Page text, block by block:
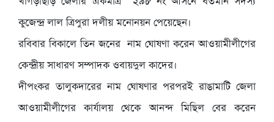
কুজেন্দ্র লাল ত্রিপুরা দলীয় মনোনয়ন পেয়েছেন।
রবিবার বিকালে তিন জনের নাম ঘোষণা করেন আওয়ামীলীগের
কেন্দ্রীয় সাধারণ সম্পাদক ওবায়দুল কাদের।
দীপংকর তালুকদারের নাম ঘোষণার পরপরই রাঙামাটি জেলা
আওয়ামীলীগের কার্যালয় থেকে আনন্দ মিছিল বের করেন